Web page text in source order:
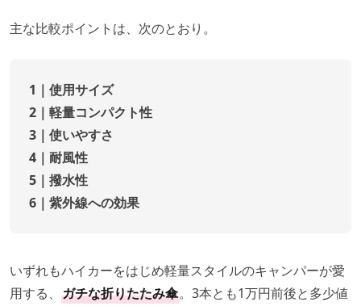
主な比較ポイントは、次のとおり。
1｜使用サイズ
2｜軽量コンパクト性
3｜使いやすさ
4｜耐風性
5｜撥水性
6｜紫外線への効果
いずれもハイカーをはじめ軽量スタイルのキャンパーが愛
用する、 ガチな折りたたみ傘。3本とも1万円前後と多少値